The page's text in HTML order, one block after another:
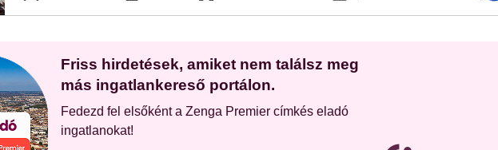
Friss hirdetések, amiket nem találsz meg
más ingatlankereső portálon.
Fedezd fel elsőként a Zenga Premier címkés eladó
ingatlanokat!